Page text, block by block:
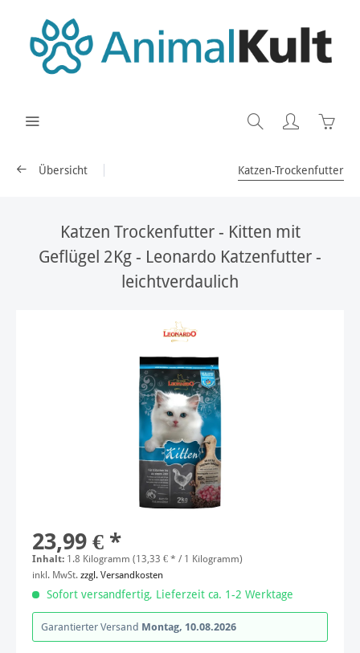
Übersicht Katzen-Trockenfutter
Katzen Trockenfutter - Kitten mit
Geflügel 2Kg - Leonardo Katzenfutter -
leichtverdaulich
23,99 € *
Inhalt: 1.8 Kilogramm (13,33 € * / 1 Kilogramm)
inkl. MwSt. zzgl. Versandkosten
Sofort versandfertig, Lieferzeit ca. 1-2 Werktage
Garantierter Versand Montag, 10.08.2026